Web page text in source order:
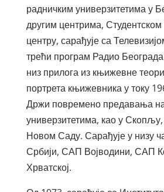
радничким универзитетима у
другим центрима, Студентском
центру, сарађује са
трећи програм Радио
низ прилога из књижевне
портрета књижевника у току
Држи повремено предавања
универзитетима, као у
Новом Саду. Сарађује у низу
Србији, САП Војводини, САП
Хрватској.